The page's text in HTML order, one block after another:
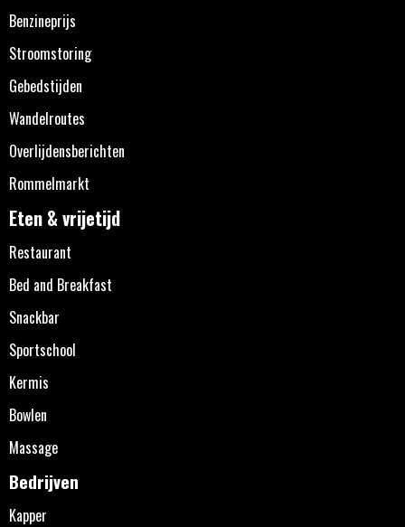
Benzineprijs
Stroomstoring
Gebedstijden
Wandelroutes
Overlijdensberichten
Rommelmarkt
Eten & vrijetijd
Restaurant
Bed and Breakfast
Snackbar
Sportschool
Kermis
Bowlen
Massage
Bedrijven
Kapper